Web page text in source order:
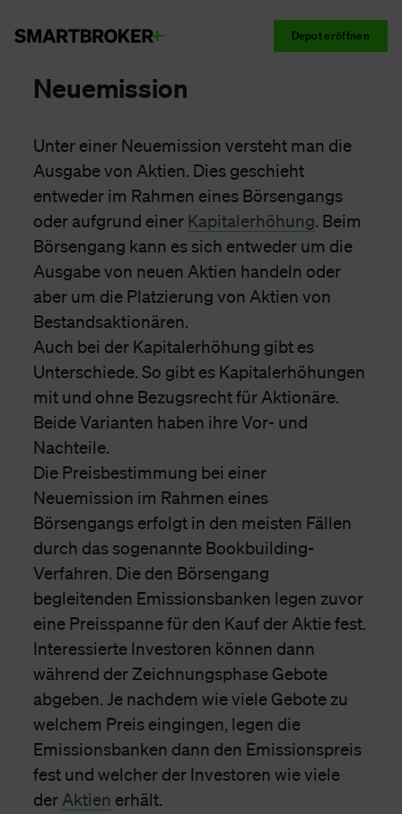
Depot eröffnen
Neuemission
Unter einer Neuemission versteht man die
Ausgabe von Aktien. Dies geschieht
entweder im Rahmen eines Börsengangs
oder aufgrund einer Kapitalerhöhung. Beim
Börsengang kann es sich entweder um die
Ausgabe von neuen Aktien handeln oder
aber um die Platzierung von Aktien von
Bestandsaktionären.
Auch bei der Kapitalerhöhung gibt es
Unterschiede. So gibt es Kapitalerhöhungen
mit und ohne Bezugsrecht für Aktionäre.
Beide Varianten haben ihre Vor- und
Nachteile.
Die Preisbestimmung bei einer
Neuemission im Rahmen eines
Börsengangs erfolgt in den meisten Fällen
durch das sogenannte Bookbuilding-
Verfahren. Die den Börsengang
begleitenden Emissionsbanken legen zuvor
eine Preisspanne für den Kauf der Aktie fest.
Interessierte Investoren können dann
während der Zeichnungsphase Gebote
abgeben. Je nachdem wie viele Gebote zu
welchem Preis eingingen, legen die
Emissionsbanken dann den Emissionspreis
fest und welcher der Investoren wie viele
der Aktien erhält.